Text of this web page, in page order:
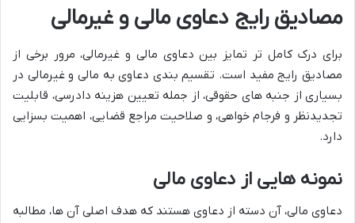
مصادیق رایج دعاوی مالی و غیرمالی
برای درک کامل تر تمایز بین دعاوی مالی و غیرمالی، مرور برخی از
مصادیق رایج مفید است. تقسیم بندی دعاوی به مالی و غیرمالی در
بسیاری از جنبه های حقوقی، از جمله تعیین هزینه دادرسی، قابلیت
تجدیدنظر و فرجام خواهی، و صلاحیت مراجع قضایی، اهمیت بسزایی
دارد.
نمونه هایی از دعاوی مالی
دعاوی مالی، آن دسته از دعاوی هستند که هدف اصلی آن ها، مطالبه